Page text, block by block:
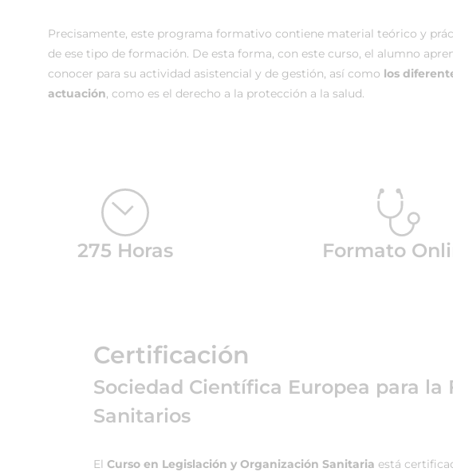
Precisamente, este programa formativo contiene material teórico y
de ese tipo de formación. De esta forma, con este curso, el alumno
conocer para su actividad asistencial y de gestión, así como los
actuación, como es el derecho a la protección a la salud.
275 Horas Formato
Certificación
Sociedad Científica Europea para
Sanitarios
El Curso en Legislación y Organización Sanitaria está